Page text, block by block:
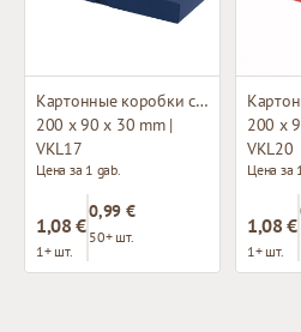
Картонные коробки с окном
200 x 90 x 30 mm |
VKL17
Цена за 1 gab.
1,08 €
1+ шт.
0,99 €
50+ шт.
200 x
VKL20
Цена за
1,08 €
1+ шт.